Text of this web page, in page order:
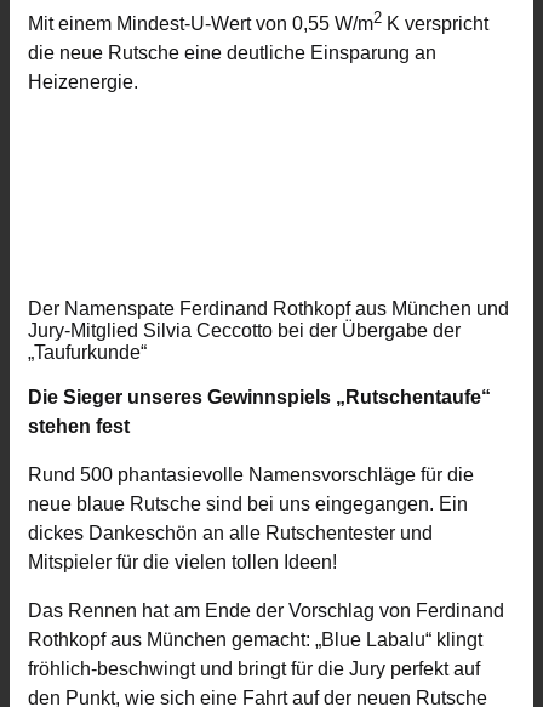
Mit einem Mindest-U-Wert von 0,55 W/m2 K verspricht
die neue Rutsche eine deutliche Einsparung an
Heizenergie.
Der Namenspate Ferdinand Rothkopf aus München und
Jury-Mitglied Silvia Ceccotto bei der Übergabe der
„Taufurkunde“
Die Sieger unseres Gewinnspiels „Rutschentaufe“
stehen fest
Rund 500 phantasievolle Namensvorschläge für die
neue blaue Rutsche sind bei uns eingegangen. Ein
dickes Dankeschön an alle Rutschentester und
Mitspieler für die vielen tollen Ideen!
Das Rennen hat am Ende der Vorschlag von Ferdinand
Rothkopf aus München gemacht: „Blue Labalu“ klingt
fröhlich-beschwingt und bringt für die Jury perfekt auf
den Punkt, wie sich eine Fahrt auf der neuen Rutsche